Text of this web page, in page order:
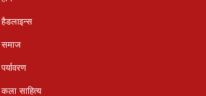
हैडलाइन्स
समाज
पर्यावरण
कला साहित्य